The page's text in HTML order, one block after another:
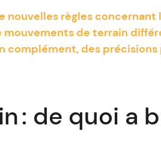
nouvelles règles concernant
mouvements de terrain
complément, des
: de quoi a